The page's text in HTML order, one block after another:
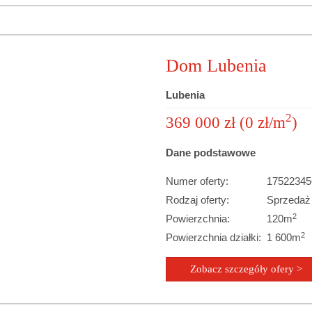
Dom Lubenia
Lubenia
369 000 zł (0 zł/m2)
Dane podstawowe
Numer oferty:
Rodzaj oferty:
Sprzedaż
Powierzchnia:
120m2
Powierzchnia działki: 1 600m2
Zobacz szczegóły ofery >